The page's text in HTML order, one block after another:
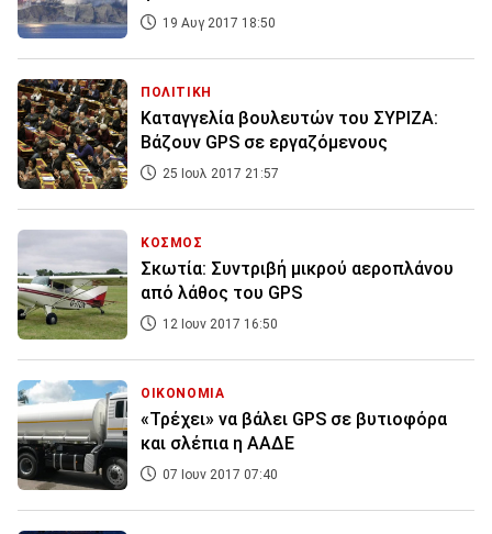
19 Αυγ 2017 18:50
ΠΟΛΙΤΙΚΗ
Καταγγελία βουλευτών του ΣΥΡΙΖΑ:
Βάζουν GPS σε εργαζόμενους
25 Ιουλ 2017 21:57
ΚΟΣΜΟΣ
Σκωτία: Συντριβή μικρού αεροπλάνου
από λάθος του GPS
12 Ιουν 2017 16:50
ΟΙΚΟΝΟΜΙΑ
«Τρέχει» να βάλει GPS σε βυτιοφόρα
και σλέπια η ΑΑΔΕ
07 Ιουν 2017 07:40